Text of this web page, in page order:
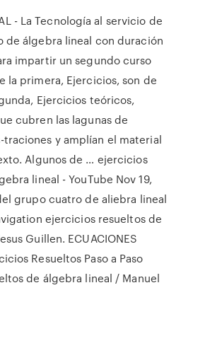
- La Tecnología al servicio de
de álgebra lineal con duración
impartir un segundo curso
la primera, Ejercicios, son de
Ejercicios teóricos,
cubren las lagunas de
traciones y amplían el material
Algunos de … ejercicios
lineal - YouTube Nov 19,
grupo cuatro de aliebra lineal
ejercicios resueltos de
Guillen. ECUACIONES
Resueltos Paso a Paso
de álgebra lineal / Manuel